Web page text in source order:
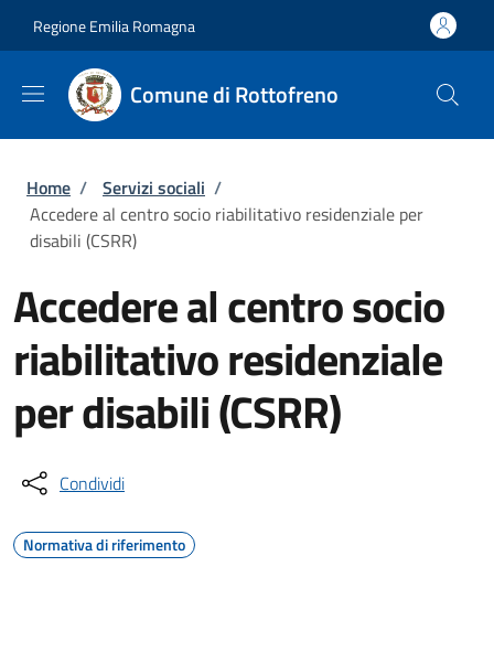
Regione Emilia Romagna
Comune di Rottofreno
Briciole di pane
Home / Servizi sociali /
Accedere al centro socio riabilitativo residenziale per
disabili (CSRR)
Accedere al centro socio
riabilitativo residenziale
per disabili (CSRR)
Condividi
Normativa di riferimento